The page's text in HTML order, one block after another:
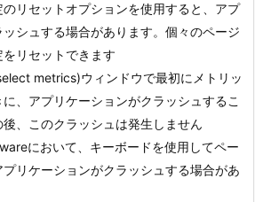
リセットオプションを使用すると、アプ
ッシュする場合があります。個々のページ
リセットできます
metrics)ウィンドウで最初にメトリッ
、アプリケーションがクラッシュするこ
、このクラッシュは発生しません
において、キーボードを使用してペー
リケーションがクラッシュする場合があ